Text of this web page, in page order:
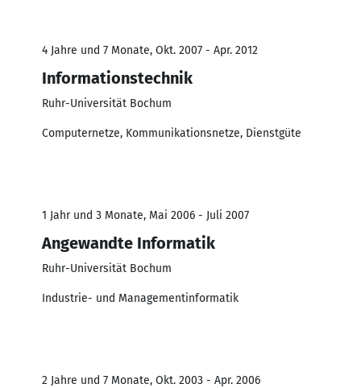
4 Jahre und 7 Monate, Okt. 2007 - Apr. 2012
Informationstechnik
Ruhr-Universität Bochum
Computernetze, Kommunikationsnetze, Dienstgüte
1 Jahr und 3 Monate, Mai 2006 - Juli 2007
Angewandte Informatik
Ruhr-Universität Bochum
Industrie- und Managementinformatik
2 Jahre und 7 Monate, Okt. 2003 - Apr. 2006